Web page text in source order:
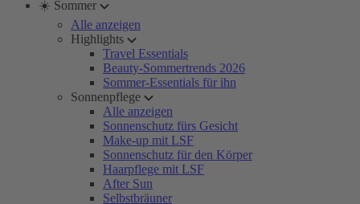
☀️ Sommer
Alle anzeigen
Highlights
Travel Essentials
Beauty-Sommertrends 2026
Sommer-Essentials für ihn
Sonnenpflege
Alle anzeigen
Sonnenschutz fürs Gesicht
Make-up mit LSF
Sonnenschutz für den Körper
Haarpflege mit LSF
After Sun
Selbstbräuner